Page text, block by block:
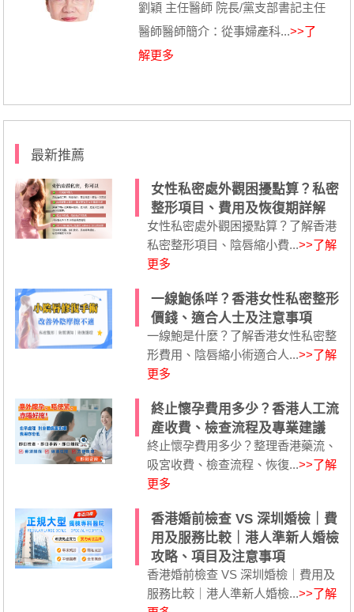
劉穎 主任醫師 院長/黨支部書記主任
醫師醫師簡介：從事婦產科...>>了
解更多
最新推薦
女性私密處外觀困擾點算？私密
整形項目、費用及恢復期詳解
女性私密處外觀困擾點算？了解香港
私密整形項目、陰唇縮小費...>>了解
更多
一線鮑係咩？香港女性私密整形
價錢、適合人士及注意事項
一線鮑是什麼？了解香港女性私密整
形費用、陰唇縮小術適合人...>>了解
更多
終止懷孕費用多少？香港人工流
產收費、檢查流程及專業建議
終止懷孕費用多少？整理香港藥流、
吸宮收費、檢查流程、恢復...>>了解
更多
香港婚前檢查 VS 深圳婚檢｜費
用及服務比較｜港人準新人婚檢
攻略、項目及注意事項
香港婚前檢查 VS 深圳婚檢｜費用及
服務比較｜港人準新人婚檢...>>了解